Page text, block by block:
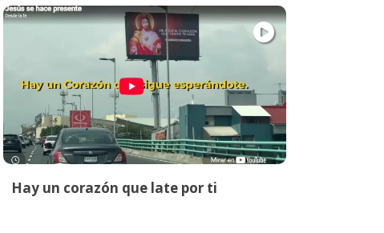
Hay un corazón que late por ti